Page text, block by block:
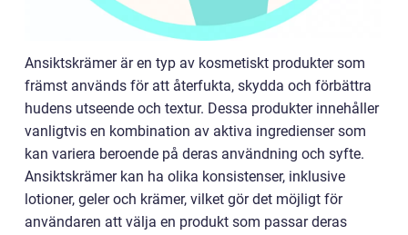
Ansiktskrämer är en typ av kosmetiskt produkter som
främst används för att återfukta, skydda och förbättra
hudens utseende och textur. Dessa produkter innehåller
vanligtvis en kombination av aktiva ingredienser som
kan variera beroende på deras användning och syfte.
Ansiktskrämer kan ha olika konsistenser, inklusive
lotioner, geler och krämer, vilket gör det möjligt för
användaren att välja en produkt som passar deras